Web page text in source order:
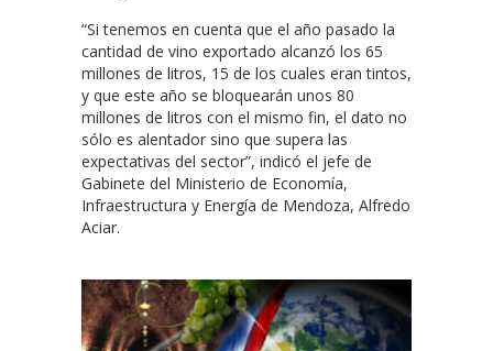
“Si tenemos en cuenta que el año pasado la
cantidad de vino exportado alcanzó los 65
millones de litros, 15 de los cuales eran tintos,
y que este año se bloquearán unos 80
millones de litros con el mismo fin, el dato no
sólo es alentador sino que supera las
expectativas del sector”, indicó el jefe de
Gabinete del Ministerio de Economía,
Infraestructura y Energía de Mendoza, Alfredo
Aciar.